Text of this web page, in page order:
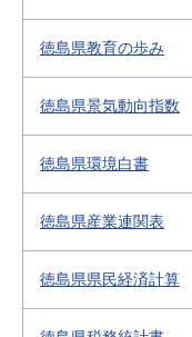
徳島県教育の歩み
徳島県景気動向指数
徳島県環境白書
徳島県産業連関表
徳島県県民経済計算